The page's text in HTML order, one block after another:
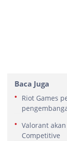
Baca Juga
Riot Games
Valorant
Competitive